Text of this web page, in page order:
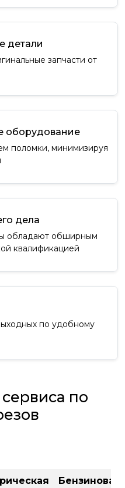
детали
запчасти от
оборудование
поломки, минимизируя
дела
обладают обширным
квалификацией
по удобному
по
Бензиновая